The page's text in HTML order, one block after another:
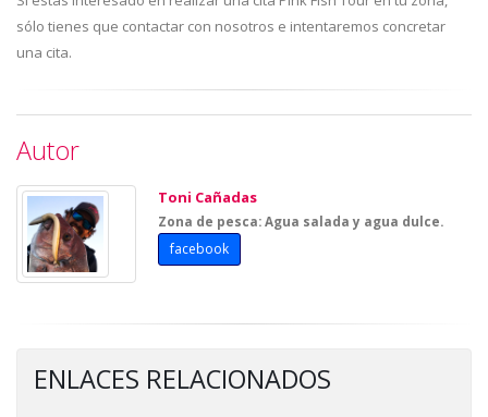
sólo tienes que contactar con nosotros e intentaremos concretar
una cita.
Autor
Toni Cañadas
Zona de pesca: Agua salada y agua dulce.
facebook
ENLACES RELACIONADOS